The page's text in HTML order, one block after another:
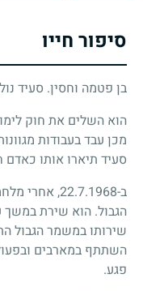
סיפור חייו
בן פטמה וחסין. סעיד נולד
הוא השלים את חוק
מכן עבד בעבודות
סעיד תיארו אותו כאדם
ב-
הגבול. הוא שירת
שירותו במשמר הגבול
השתתף במארבים
פגע.